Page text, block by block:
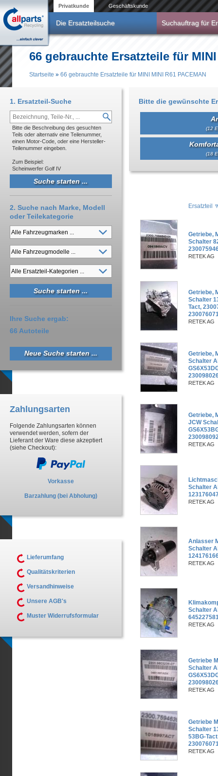
Privatkunde Geschäftskunde
Die Ersatzteilsuche Suchauftrag für
66 gebrauchte Ersatzteile für MINI
Startseite » 66 gebrauchte Ersatzteile für MINI MINI R61 PACEMAN
Bitte die gewünschte
(12
(18
Ersatzteil
Getriebe,
Schalter
RETEK AG
Getriebe,
Schalter
Tact,
RETEK AG
Getriebe,
Schalter
RETEK AG
Getriebe,
JCW
RETEK AG
Schalter
RETEK AG
Anlasser
Schalter
RETEK AG
Schalter
RETEK AG
Getriebe
Schalter
RETEK AG
Getriebe
Schalter
53BG-
RETEK AG
1. Ersatzteil-Suche
Bitte die Beschreibung des gesuchten
Teils oder alternativ eine Teilenummer,
einen Motor-Code, oder eine Hersteller-
Teilenummer eingeben.
Zum Beispiel:
Scheinwerfer Golf IV
2. Suche nach Marke, Modell
oder Teilekategorie
Ihre Suche ergab:
66 Autoteile
Neue Suche starten ...
Zahlungsarten
Folgende Zahlungsarten können
verwendet werden, sofern der
Lieferant der Ware diese akzeptiert
(siehe Checkout):
Vorkasse
Barzahlung (bei Abholung)
Lieferumfang
Qualitätskriterien
Versandhinweise
Unsere AGB's
Muster Widerrufsformular